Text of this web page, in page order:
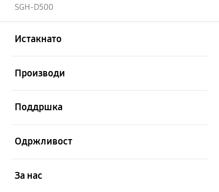
SGH-D500
Истакнато
Производи
Поддршка
Одржливост
За нас